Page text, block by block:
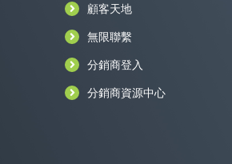
顧客天地
無限聯繫
分銷商登入
分銷商資源中心